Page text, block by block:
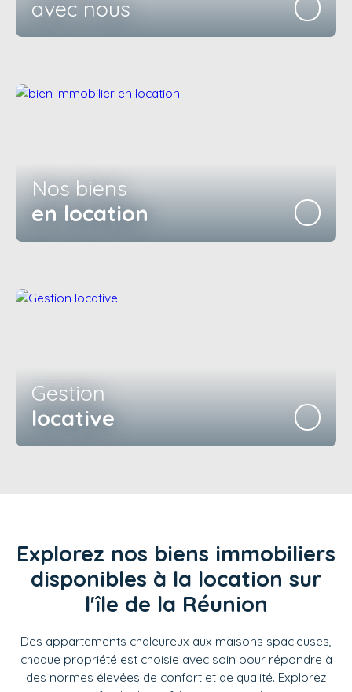
avec nous
Nos biens
en location
Gestion
locative
Explorez nos biens immobiliers
disponibles à la location sur
l'île de la Réunion
Des appartements chaleureux aux maisons spacieuses,
chaque propriété est choisie avec soin pour répondre à
des normes élevées de confort et de qualité. Explorez